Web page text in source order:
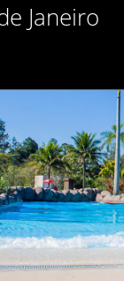
Janeiro